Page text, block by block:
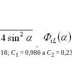
,
C1 = 0,986 a C2 =